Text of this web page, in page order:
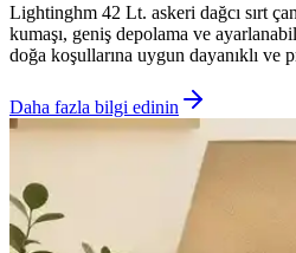
Lightinghm 42 Lt. askeri dağcı sırt
kumaşı, geniş depolama ve
doğa koşullarına uygun dayanıklı ve
Daha fazla bilgi edinin